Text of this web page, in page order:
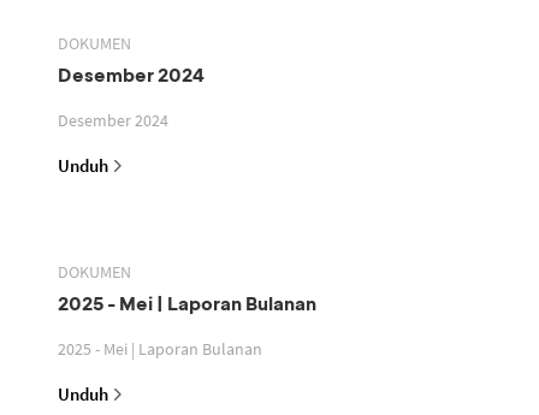
DOKUMEN
Desember 2024
Desember 2024
Unduh
DOKUMEN
2025 - Mei | Laporan Bulanan
2025 - Mei | Laporan Bulanan
Unduh